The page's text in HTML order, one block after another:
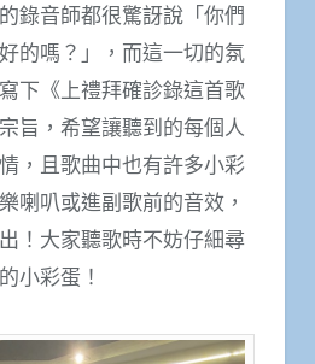
錄音師都很驚訝說「你們
的嗎？」，而這一切的氛
下《上禮拜確診錄這首歌
旨，希望讓聽到的每個人
，且歌曲中也有許多小彩
喇叭或進副歌前的音效，
！大家聽歌時不妨仔細尋
小彩蛋！